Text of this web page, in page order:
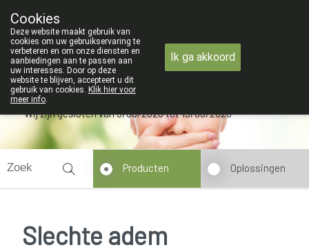
09 228 32 36
Wij zijn gesloten van 3/08/2026 tot 19/08/2026
Producten Oplossingen
Slechte adem
Cookies
Deze website maakt gebruik van
cookies om uw gebruikservaring te
verbeteren en om onze diensten en
aanbiedingen aan te passen aan
uw interesses. Door op deze
website te blijven, accepteert u dit
gebruik van cookies. Klik hier voor
meer info.
Ik ga akkoord